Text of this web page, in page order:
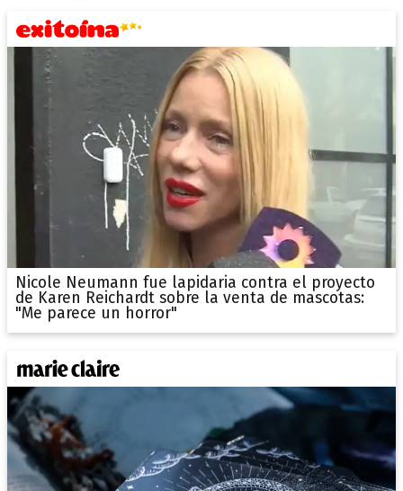
Nicole Neumann fue lapidaria contra el proyecto
de Karen Reichardt sobre la venta de mascotas:
"Me parece un horror"